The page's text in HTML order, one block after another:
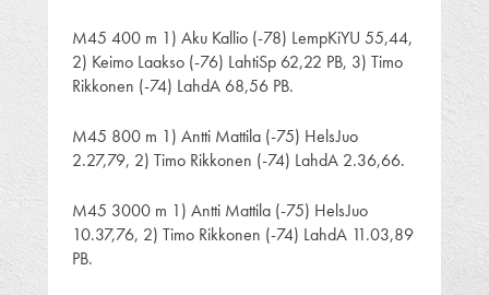
M45 400 m 1) Aku Kallio (-78) LempKiYU 55,44,
2) Keimo Laakso (-76) LahtiSp 62,22 PB, 3) Timo
Rikkonen (-74) LahdA 68,56 PB.
M45 800 m 1) Antti Mattila (-75) HelsJuo
2.27,79, 2) Timo Rikkonen (-74) LahdA 2.36,66.
M45 3000 m 1) Antti Mattila (-75) HelsJuo
10.37,76, 2) Timo Rikkonen (-74) LahdA 11.03,89
PB.